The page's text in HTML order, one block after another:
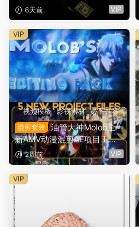
设、效果、项目设置素材包 M
oney” Editing Pack（1614
3）
6天前 VIP
视频模板·影视素材·必下推荐
混剪套装
油管大神Molob全
新AMV动漫混剪AE项目工程
文件+叠加层+音效+AE预设+
3D模型素材捆绑包 Molob’s 3
50K Editing Pack（16100）
2周前 VIP
VIP
VIP